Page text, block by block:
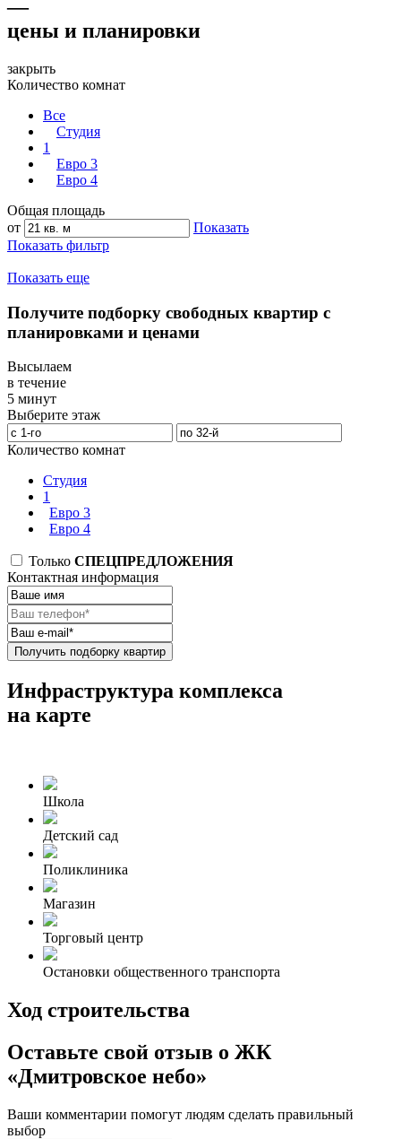
—
цены и планировки
закрыть
Количество комнат
Все
Студия
1
Евро 3
Евро 4
Общая площадь
от
Показать
Показать фильтр
Показать еще
Получите подборку свободных квартир с
планировками и ценами
Высылаем
в течение
5 минут
Выберите этаж
Количество комнат
Студия
1
Евро 3
Евро 4
Только СПЕЦПРЕДЛОЖЕНИЯ
Контактная информация
Получить подборку квартир
Инфраструктура комплекса
на карте
Школа
Детский сад
Поликлиника
Магазин
Торговый центр
Остановки общественного транспорта
Ход строительства
Оставьте свой отзыв о ЖК
«Дмитровское небо»
Ваши комментарии помогут людям сделать правильный
выбор